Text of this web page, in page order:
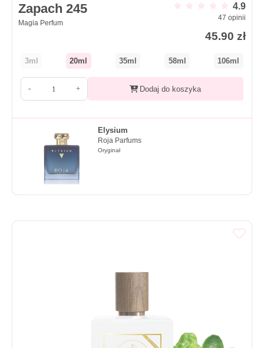
Zapach 245
Magia Perfum
4.9
47 opinii
45.90 zł
3ml 20ml 35ml 58ml 106ml
- + Dodaj do koszyka
Elysium
Roja Parfums
Oryginał